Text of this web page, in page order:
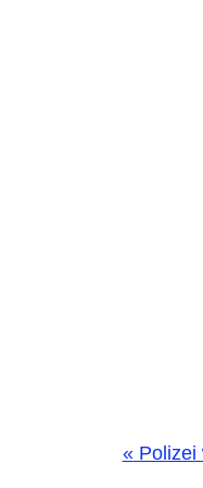
«Polizei